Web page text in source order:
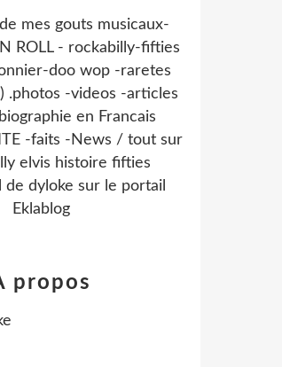
mes gouts musicaux-
N ROLL - rockabilly-fifties
doo wop -raretes
.photos -videos -articles
en Francais
-faits -News / tout sur
elvis histoire fifties
de dyloke sur le portail
Eklablog
propos